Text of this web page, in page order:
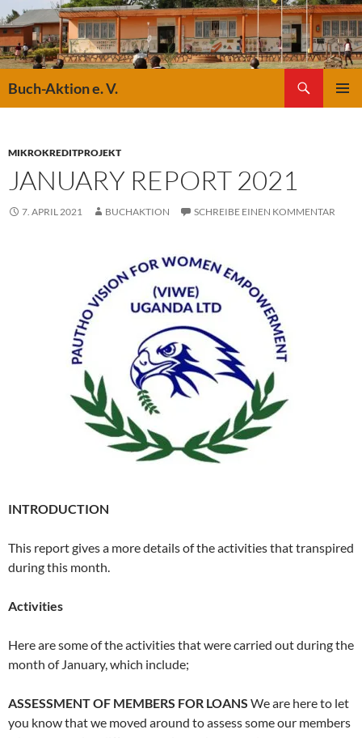
Buch-Aktion e. V.
MIKROKREDITPROJEKT
JANUARY REPORT 2021
7. APRIL 2021 BUCHAKTION SCHREIBE EINEN KOMMENTAR
INTRODUCTION
This report gives a more details of the activities that transpired
during this month.
Activities
Here are some of the activities that were carried out during the
month of January, which include;
ASSESSMENT OF MEMBERS FOR LOANS We are here to let
you know that we moved around to assess some our members